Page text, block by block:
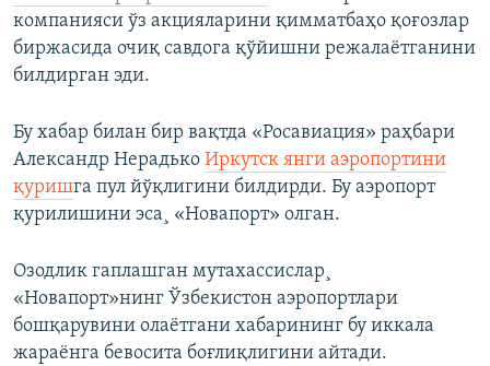
компанияси ўз акцияларини қимматбаҳо қоғозлар
биржасида очиқ савдога қўйишни режалаëтганини
билдирган эди.
Бу хабар билан бир вақтда «Росавиация» раҳбари
Александр Нерадько Иркутск янги аэропортини
қуришга пул йўқлигини билдирди. Бу аэропорт
қурилишини эса¸ «Новапорт» олган.
Озодлик гаплашган мутахассислар¸
«Новапорт»нинг Ўзбекистон аэропортлари
бошқарувини олаëтгани хабарининг бу иккала
жараëнга бевосита боғлиқлигини айтади.